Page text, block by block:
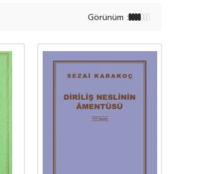
Görünüm :